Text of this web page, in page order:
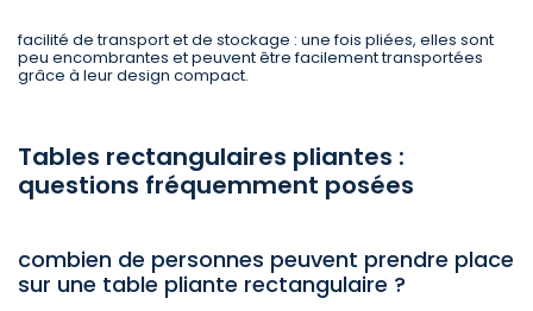
facilité de transport et de stockage : une fois pliées, elles sont
peu encombrantes et peuvent être facilement transportées
grâce à leur design compact.
Tables rectangulaires pliantes :
questions fréquemment posées
combien de personnes peuvent prendre place
sur une table pliante rectangulaire ?